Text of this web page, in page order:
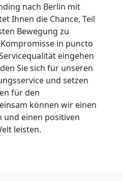
nach Berlin mit
Ihnen die Chance, Teil
Bewegung zu
in puncto
eingehen
Sie sich für unseren
und setzen
für den
können wir einen
und einen positiven
leisten.